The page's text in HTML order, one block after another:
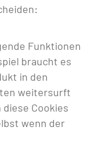
Funktionen
braucht es
in den
weitersurft
Cookies
wenn der